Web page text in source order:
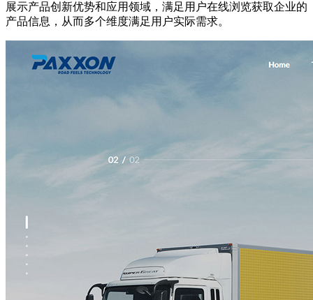
展示产品创新优势和应用领域，满足用户在线浏览获取企业的
产品信息，从而多个维度满足用户实际需求。